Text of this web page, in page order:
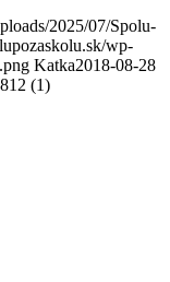
2025/07/Spolu-
wp-
Katka2018-08-28
(1)